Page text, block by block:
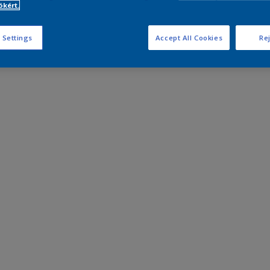
Settings Accept All Cookies